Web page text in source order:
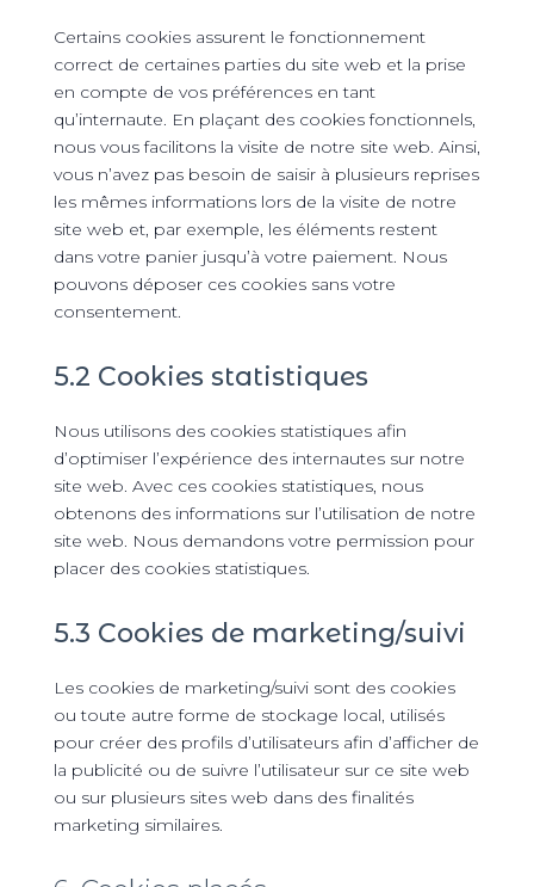
Certains cookies assurent le fonctionnement
correct de certaines parties du site web et la prise
en compte de vos préférences en tant
qu’internaute. En plaçant des cookies fonctionnels,
nous vous facilitons la visite de notre site web. Ainsi,
vous n’avez pas besoin de saisir à plusieurs reprises
les mêmes informations lors de la visite de notre
site web et, par exemple, les éléments restent
dans votre panier jusqu’à votre paiement. Nous
pouvons déposer ces cookies sans votre
consentement.
5.2 Cookies statistiques
Nous utilisons des cookies statistiques afin
d’optimiser l’expérience des internautes sur notre
site web. Avec ces cookies statistiques, nous
obtenons des informations sur l’utilisation de notre
site web. Nous demandons votre permission pour
placer des cookies statistiques.
5.3 Cookies de marketing/suivi
Les cookies de marketing/suivi sont des cookies
ou toute autre forme de stockage local, utilisés
pour créer des profils d’utilisateurs afin d’afficher de
la publicité ou de suivre l’utilisateur sur ce site web
ou sur plusieurs sites web dans des finalités
marketing similaires.